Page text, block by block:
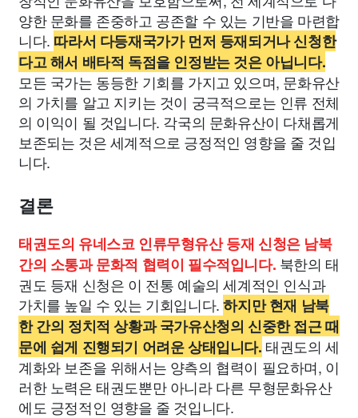
양한 문화를 존중하고 공존할 수 있는 기반을 마련합
니다. 따라서 다등재국가가 먼저 등재되거나 신청한
다고 해서 배타적 독점을 인정받는 것은 아닙니다.
모든 국가는 동등한 기회를 가지고 있으며, 문화유산
의 가치를 알고 지키는 것이 궁극적으로는 인류 전체
의 이익이 될 것입니다. 각국의 문화유산이 다채롭게
보존되는 것은 세계적으로 긍정적인 영향을 줄 것입
니다.
결론
태권도의 유네스코 인류무형유산 등재 신청은 남북
간의 소통과 문화적 협력이 필수적입니다. 북한의 태
권도 등재 신청은 이 전통 예술의 세계적인 인식과
가치를 높일 수 있는 기회입니다.하지만 현재 남북
한 간의 정치적 상황과 국가유산청의 신중한 접근 때
문에 쉽게 진행되기 어려운 상태입니다. 태권도의 세
계화와 보존을 위해서는 양측의 협력이 필요하며, 이
러한 노력은 태권도뿐만 아니라 다른 무형문화유산
에도 긍정적인 영향을 줄 것입니다.